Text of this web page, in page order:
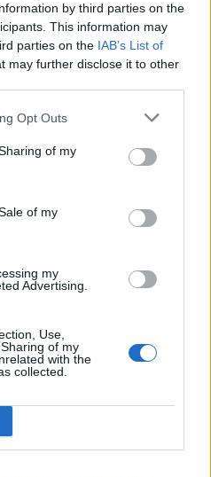
by third parties on the
This information may
parties on the IAB’s List of
may further disclose it to other
Opt Outs
of my
of my
my
Advertising.
Use,
of my
with the
collected.
Mariagerfjord
hvorfra
1. Viceborgmester og
men jeg har undersøgt
bekendt med, at der
blevet gjort
ligesom der har været
denne sommer. Det
klokken 20.00, kort
gode muligheder for
steder med frit udsyn
kysterne, fjordene og de
flot ramme om den
af de få begivenheder,
op og kigge i
smukt, fascinerende
til at samles om Solen,
Jorden og vores plads i
vi give danskerne en
til ny viden og
siger Tina Ibsen,
af initiativtagerne til